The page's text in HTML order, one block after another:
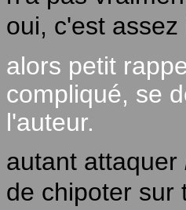
oui, c'est
alors petit
compliqué, se
l'auteur.
autant attaquer
de chipoter sur